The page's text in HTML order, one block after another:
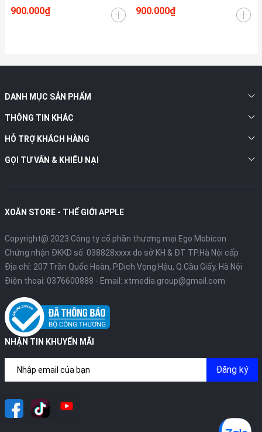
900.000₫ 900.000₫
DANH MỤC SẢN PHẨM
THÔNG TIN KHÁC
HỖ TRỢ KHÁCH HÀNG
GỌI TƯ VẤN & KHIẾU NẠI
XOĂN STORE - THẾ GIỚI APPLE
Copyright@ 2023 Công ty cổ phần thương mại Ego Mobicon
Chứng nhận ĐKKD số: 038828xxxx do sở KH & ĐT TP.Hà Nội cấp
Địa chỉ: 207 Trần Quốc Hoàn, P.Dịch Vọng Hậu, Q.Cầu Giấy, Hà Nội
Điện thoại: 0376600888 - Email: xtmedia.group@gmail.com
NHẬN TIN KHUYẾN MÃI
Đăng ký